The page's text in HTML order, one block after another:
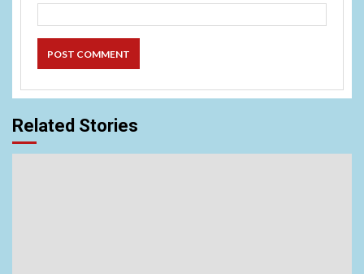
Related Stories